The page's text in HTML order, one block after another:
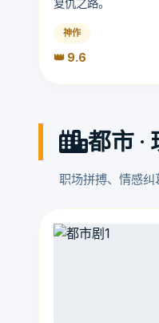
神作
👑 9.6
都市 ·
职场拼搏、情感纠